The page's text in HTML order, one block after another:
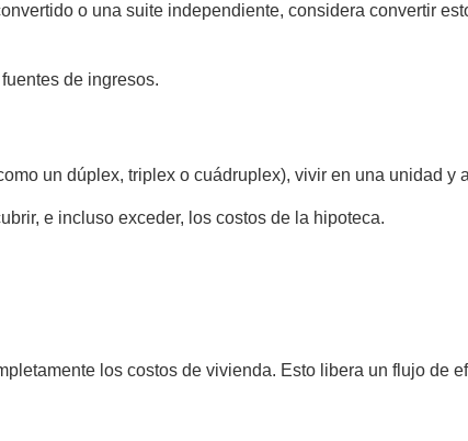
o una suite independiente, considera convertir
de ingresos.
un dúplex, triplex o cuádruplex), vivir en una unidad y
e incluso exceder, los costos de la hipoteca.
los costos de vivienda. Esto libera un flujo de